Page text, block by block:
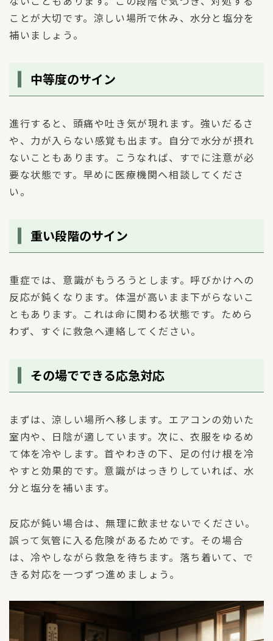
ことが大切です。涼しい場所で休み、水分と塩分を
補いましょう。
中等度のサイン
進行すると、頭痛や吐き気が現れます。強いだるさ
や、力が入らない感覚も出ます。自分で水分が摂れ
ないこともあります。こうなれば、すでに注意が必
要な状態です。早めに医療機関へ相談してくださ
い。
重い段階のサイン
重症では、意識がもうろうとします。呼びかけへの
反応が鈍くなります。体温が高いまま下がらないこ
ともあります。これは命に関わる状態です。ためら
わず、すぐに救急へ連絡してください。
その場でできる応急対応
まずは、涼しい場所へ移します。エアコンの効いた
室内や、日陰が適しています。次に、衣服をゆるめ
て体を冷やします。首やわきの下、足の付け根を冷
やすと効果的です。意識がはっきりしていれば、水
分と塩分を補います。
反応が鈍い場合は、無理に飲ませないでください。
誤って気管に入る危険があるためです。その場合
は、冷やしながら救急を待ちます。落ち着いて、で
きる対応を一つずつ進めましょう。